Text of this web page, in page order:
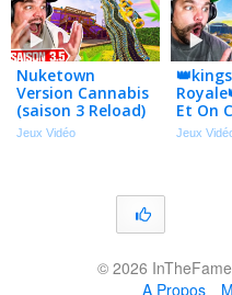
Nuketown
Version Cannabis
(saison 3 Reload)
Jeux Vidéo
Et On
Jeu …
Jeux
© 2026
A Propos